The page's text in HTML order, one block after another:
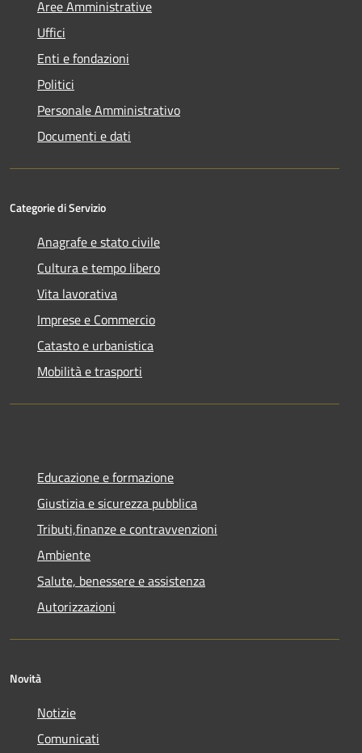
Aree Amministrative
Uffici
Enti e fondazioni
Politici
Personale Amministrativo
Documenti e dati
Categorie di Servizio
Anagrafe e stato civile
Cultura e tempo libero
Vita lavorativa
Imprese e Commercio
Catasto e urbanistica
Mobilità e trasporti
Educazione e formazione
Giustizia e sicurezza pubblica
Tributi,finanze e contravvenzioni
Ambiente
Salute, benessere e assistenza
Autorizzazioni
Novità
Notizie
Comunicati